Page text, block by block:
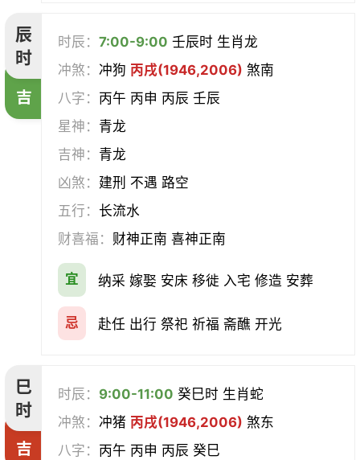
辰
时
吉
时辰：7:00-9:00 壬辰时 生肖龙
冲煞：冲狗 丙戌(1946,2006) 煞南
八字： 丙午 丙申 丙辰 壬辰
星神： 青龙
吉神： 青龙
凶煞： 建刑 不遇 路空
五行： 长流水
财喜福： 财神正南 喜神正南
宜 纳采 嫁娶 安床 移徙 入宅 修造 安葬
忌 赴任 出行 祭祀 祈福 斋醮 开光
巳
时
吉
时辰： 9:00-11:00 癸巳时 生肖蛇
冲煞：冲猪 丙戌(1946,2006) 煞东
八字： 丙午 丙申 丙辰 癸巳